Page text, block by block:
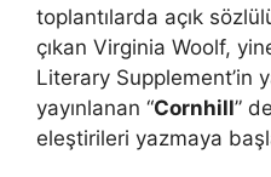
toplantılarda açık
çıkan Virginia Woolf,
Literary Supplement’in
yayınlanan “Cornhill”
eleştirileri yazmaya